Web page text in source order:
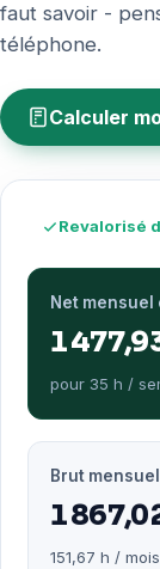
faut savoir -
téléphone.
Calculer
Revalorisé
Net mensuel
1
pour 35 h /
Brut mensuel
1
151,67 h / mois